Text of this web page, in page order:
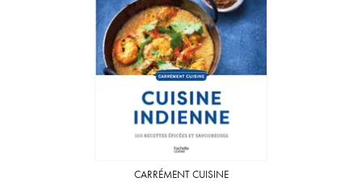
CARRÉMENT CUISINE